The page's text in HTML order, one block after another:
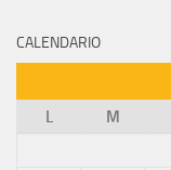
CALENDARIO
L
M